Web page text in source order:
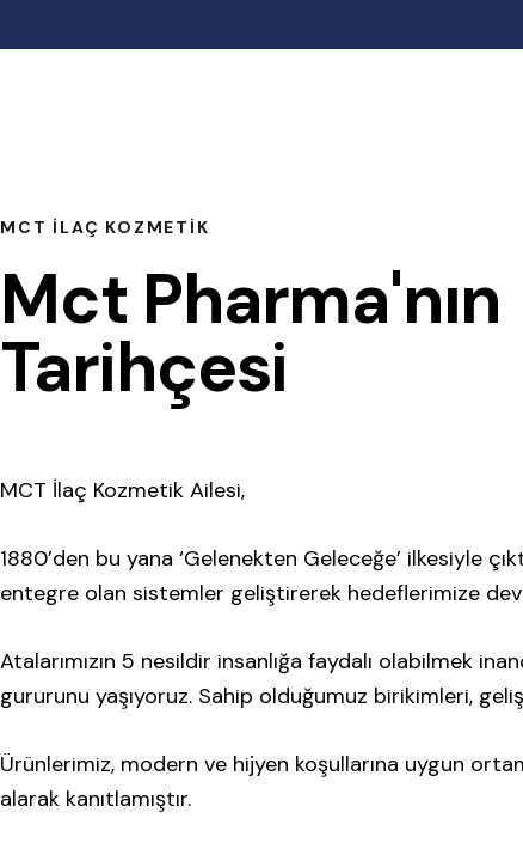
MCT İLAÇ KOZMETIK
Mct Pharma'nın
Tarihçesi
MCT İlaç Kozmetik Ailesi,
1880’den bu yana ‘Gelenekten Geleceğe’ ilkesiyle
entegre olan sistemler geliştirerek hedeflerimize
Atalarımızın 5 nesildir insanlığa faydalı olabilmek
gururunu yaşıyoruz. Sahip olduğumuz birikimleri,
Ürünlerimiz, modern ve hijyen koşullarına uygun
alarak kanıtlamıştır.